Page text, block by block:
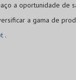
a oportunidade de
a gama de
.